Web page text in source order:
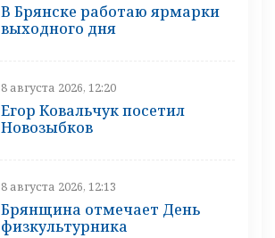
В Брянске работаю ярмарки
выходного дня
8 августа 2026, 12:20
Егор Ковальчук посетил
Новозыбков
8 августа 2026, 12:13
Брянщина отмечает День
физкультурника